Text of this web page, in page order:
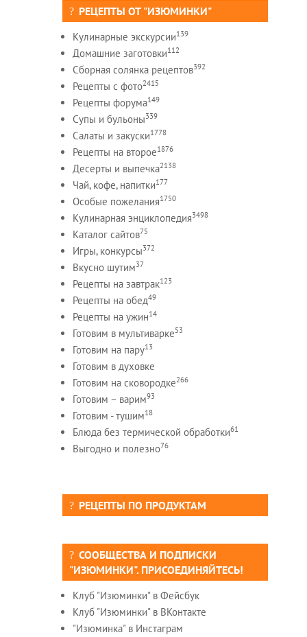
РЕЦЕПТЫ ОТ "ИЗЮМИНКИ"
Кулинарные экскурсии139
Домашние заготовки112
Сборная солянка рецептов392
Рецепты c фото2415
Рецепты форума149
Супы и бульоны339
Салаты и закуски1778
Рецепты на второе1876
Десерты и выпечка2138
Чай, кофе, напитки177
Особые пожелания1750
Кулинарная энциклопедия3498
Каталог сайтов75
Игры, конкурсы372
Вкусно шутим37
Рецепты на завтрак123
Рецепты на обед49
Рецепты на ужин14
Готовим в мультиварке53
Готовим на пару13
Готовим в духовке
Готовим на сковородке266
Готовим – варим93
Готовим - тушим18
Блюда без термической обработки61
Выгодно и полезно76
РЕЦЕПТЫ ПО ПРОДУКТАМ
СООБЩЕСТВА И ПОДПИСКИ
"ИЗЮМИНКИ". ПРИСОЕДИНЯЙТЕСЬ!
Клуб "Изюминки" в Фейсбук
Клуб "Изюминки" в ВКонтакте
"Изюминка" в Инстаграм